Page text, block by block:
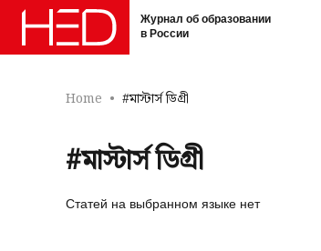
Журнал об образовании
в России
Home #মাস্টার্স ডিগ্রী
#মাস্টার্স ডিগ্রী
Статей на выбранном языке нет